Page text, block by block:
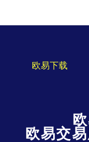
欧易下载
欧易交